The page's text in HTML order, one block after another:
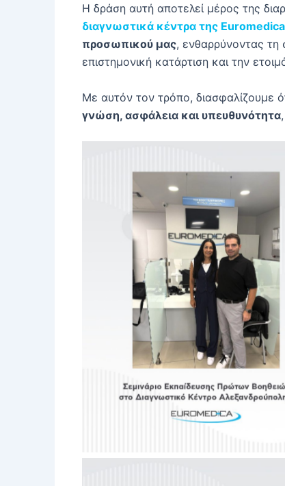
Η δράση αυτή αποτελεί μέρος της
διαγνωστικά κέντρα της Euromedica
προσωπικού μας, ενθαρρύνοντας τη
επιστημονική κατάρτιση και την
Με αυτόν τον τρόπο, διασφαλίζουμε
γνώση, ασφάλεια και υπευθυνότητα
No Caption